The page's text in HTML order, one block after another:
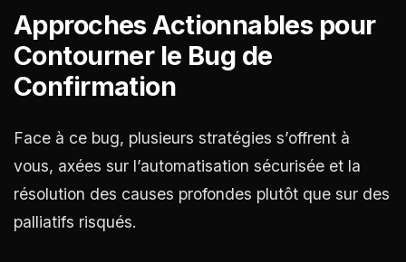
Approches Actionnables pour
Contourner le Bug de
Confirmation
Face à ce bug, plusieurs stratégies s’offrent à
vous, axées sur l’automatisation sécurisée et la
résolution des causes profondes plutôt que sur des
palliatifs risqués.